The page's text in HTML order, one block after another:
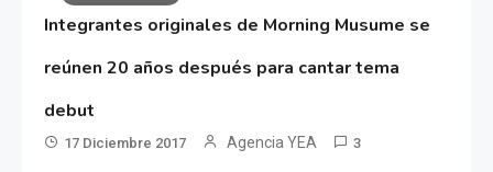
Integrantes originales de Morning Musume se
reúnen 20 años después para cantar tema
debut
17 Diciembre 2017 Agencia YEA 3